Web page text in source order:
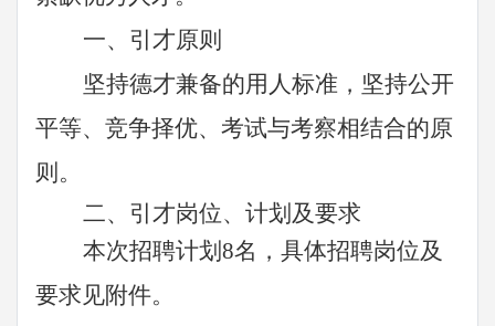
一、引才原则
坚持德才兼备的用人标准，坚持公开
平等、竞争择优、考试与考察相结合的原
则。
二、引才岗位、计划及要求
本次招聘计划 8名，具体招聘岗位及
要求见附件。